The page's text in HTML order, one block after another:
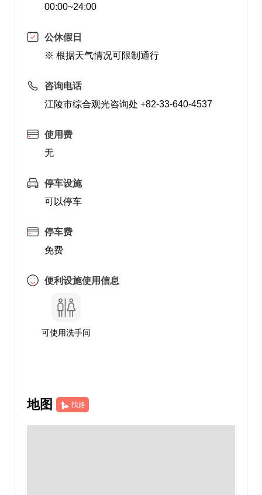
00:00~24:00
公休假日
※ 根据天气情况可限制通行
咨询电话
江陵市综合观光咨询处 +82-33-640-4537
使用费
无
停车设施
可以停车
停车费
免费
便利设施使用信息
可使用洗手间
地图 找路